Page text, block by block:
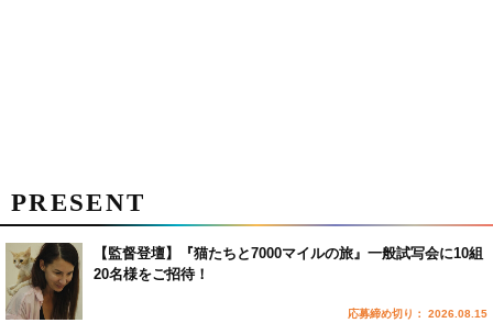
PRESENT
【監督登壇】『猫たちと7000マイルの旅』一般試写会に10組
20名様をご招待！
応募締め切り： 2026.08.15